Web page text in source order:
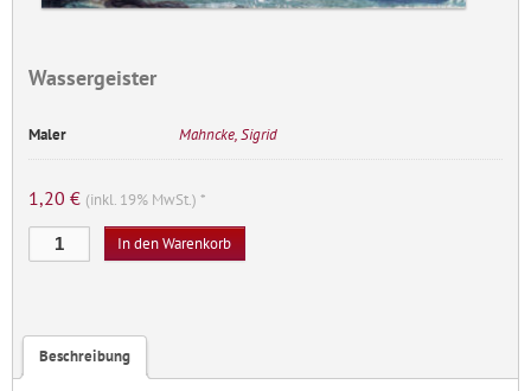
Wassergeister
Maler Mahncke, Sigrid
1,20 € (inkl. 19% MwSt.) *
Wassergeister
Menge
In den Warenkorb
Beschreibung